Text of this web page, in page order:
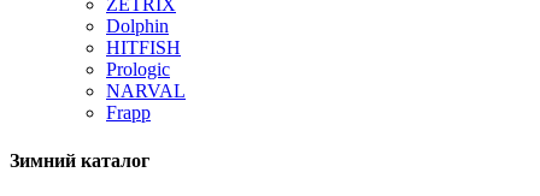
ZETRIX
Dolphin
HITFISH
Prologic
NARVAL
Frapp
Зимний каталог